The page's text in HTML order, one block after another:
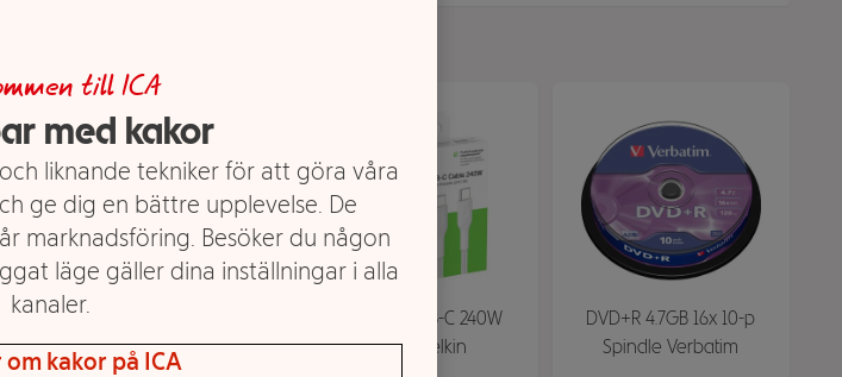
USB-C To USB-C 240W
1m vit Belkin
DVD+R 4.7GB 16x 10-p
Spindle Verbatim
till ICA
med kakor
liknande tekniker för att göra våra
ge dig en bättre upplevelse. De
marknadsföring. Besöker du någon
läge gäller dina inställningar i alla
kanaler.
om kakor på ICA